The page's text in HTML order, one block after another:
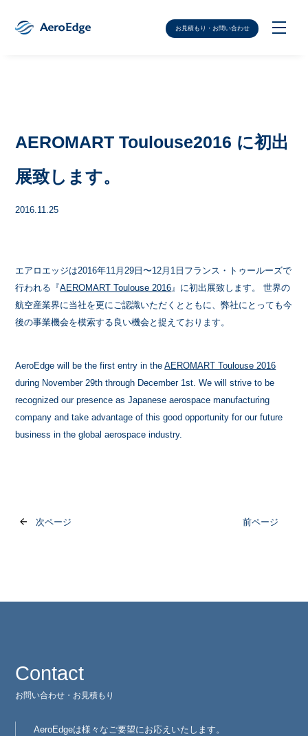
お見積もり・お問い合わせ
AEROMART Toulouse2016 に初出
展致します。
2016.11.25
エアロエッジは2016年11月29日〜12月1日フランス・トゥールーズで
行われる『AEROMART Toulouse 2016』に初出展致します。 世界の
航空産業界に当社を更にご認識いただくとともに、弊社にとっても今
後の事業機会を模索する良い機会と捉えております。
AeroEdge will be the first entry in theAEROMART Toulouse 2016
during November 29th through December 1st. We will strive to be
recognized our presence as Japanese aerospace manufacturing
company and take advantage of this good opportunity for our future
business in the global aerospace industry.
前ページ
次ページ
Contact
お問い合わせ・お見積もり
AeroEdgeは様々なご要望にお応えいたします。